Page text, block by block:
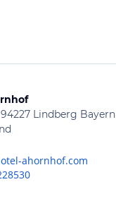
94227 Lindberg Bayern
ahornhof.com